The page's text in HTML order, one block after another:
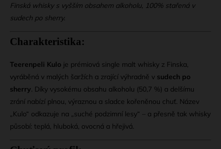
Finská whisky s vyšším obsahem alkoholu, 100% stařená v
sudech po sherry.
Charakteristika:
Teerenpeli Kulo je prémiová single malt whisky z Finska,
vyráběná v malých šaržích a zrající výhradně v sudech po
sherry. Díky vysokému obsahu alkoholu (50,7 %) a delšímu
zrání nabízí plnou, výraznou a sladce kořeněnou chuť. Název
„Kulo“ odkazuje na „suché podzimní lesy“ – a přesně tak whisky
působí: teplá, hluboká, ovocná a hřejivá.